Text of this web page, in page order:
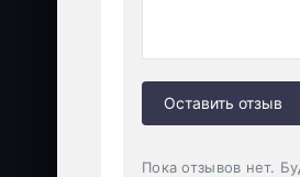
Оставить отзыв
Пока отзывов нет.